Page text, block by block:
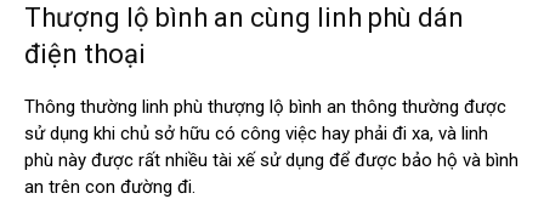
Thượng lộ bình an cùng linh phù dán
điện thoại
Thông thường linh phù thượng lộ bình an thông thường được
sử dụng khi chủ sở hữu có công việc hay phải đi xa, và linh
phù này được rất nhiều tài xế sử dụng để được bảo hộ và bình
an trên con đường đi.